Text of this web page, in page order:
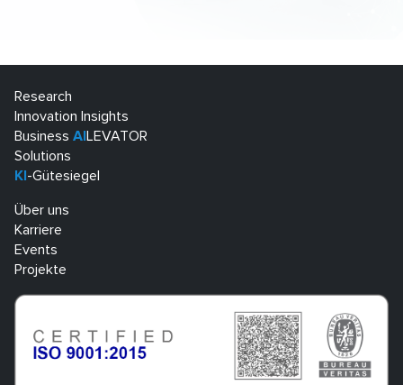
Research
Innovation Insights
Business AI LEVATOR
Solutions
KI -Gütesiegel
Über uns
Karriere
Events
Projekte